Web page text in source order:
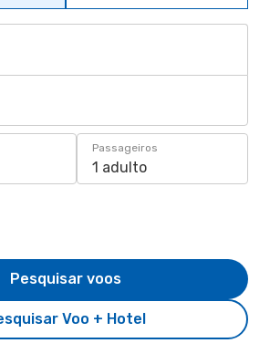
Passageiros
1 adulto
Voo + Hotel
Pesquisar voos